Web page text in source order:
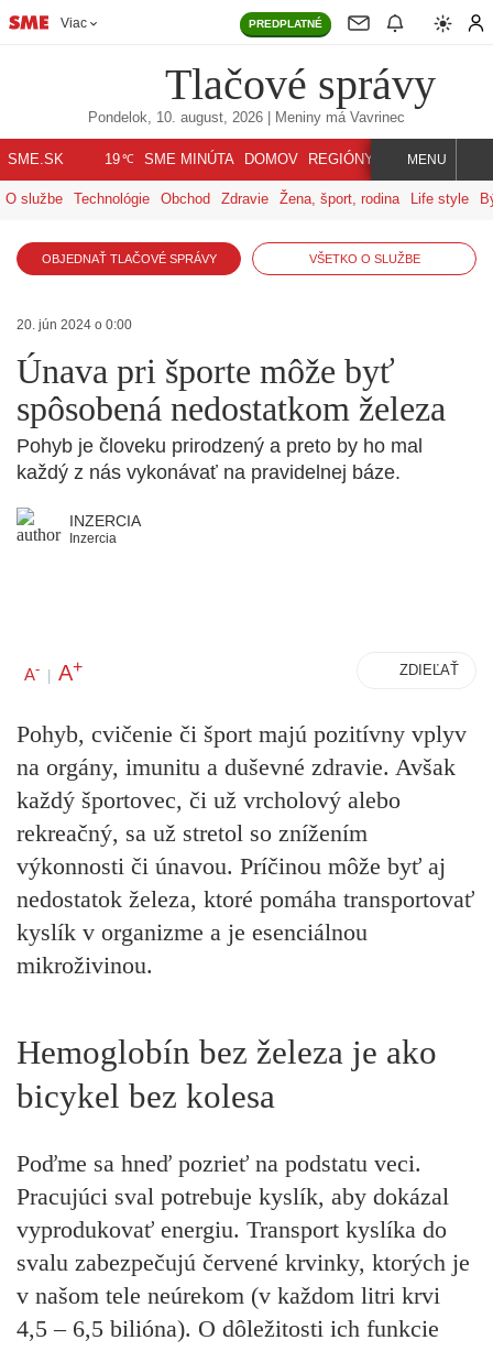
Viac PREDPLATNÉ
Tlačové správy
Pondelok, 10. august, 2026 | Meniny má Vavrinec
SME.SK 19℃ SME MINÚTA DOMOV REGIÓNY INDEX SVET
MENU
O službe Technológie Obchod Zdravie Žena, šport, rodina Life style
OBJEDNAŤ TLAČOVÉ SPRÁVY VŠETKO O SLUŽBE
20. jún 2024 o 0:00
Únava pri športe môže byť
spôsobená nedostatkom železa
Pohyb je človeku prirodzený a preto by ho mal
každý z nás vykonávať na pravidelnej báze.
INZERCIA
Inzercia
A- | A+ ZDIEĽAŤ
Pohyb, cvičenie či šport majú pozitívny vplyv
na orgány, imunitu a duševné zdravie. Avšak
každý športovec, či už vrcholový alebo
rekreačný, sa už stretol so znížením
výkonnosti či únavou. Príčinou môže byť aj
nedostatok železa, ktoré pomáha transportovať
kyslík v organizme a je esenciálnou
mikroživinou.
Hemoglobín bez železa je ako
bicykel bez kolesa
Poďme sa hneď pozrieť na podstatu veci.
Pracujúci sval potrebuje kyslík, aby dokázal
vyprodukovať energiu. Transport kyslíka do
svalu zabezpečujú červené krvinky, ktorých je
v našom tele neúrekom (v každom litri krvi
4,5 – 6,5 bilióna). O dôležitosti ich funkcie